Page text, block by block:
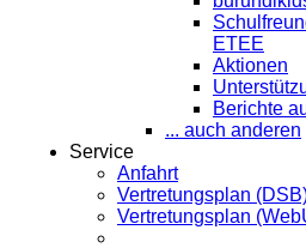
ETEE
Aktionen
Berichte
... auch anderen
Service
Anfahrt
Vertretungsplan
Vertretungsplan